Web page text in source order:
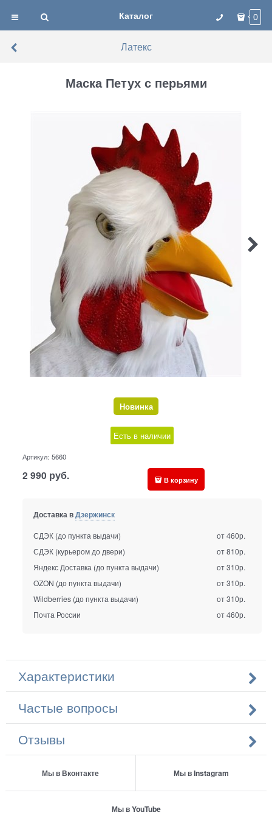
Каталог 0
Латекс
Маска Петух с перьями
Новинка
Есть в наличии
Артикул: 5660
2 990 руб. В корзину
Доставка вДзержинск
СДЭК (до пункта выдачи)
от 460р.
СДЭК (курьером до двери)
от 810р.
Яндекс Доставка (до пункта выдачи)
от 310р.
OZON (до пункта выдачи)
от 310р.
Wildberries (до пункта выдачи)
от 310р.
Почта России
от 460р.
Характеристики
Частые вопросы
Отзывы
Мы в Вконтакте Мы в Instagram
Мы в YouTube